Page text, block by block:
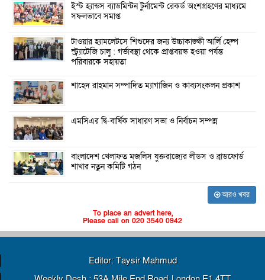
ইস্ট হ্যান্ডস ব্যাডমিন্টন টুর্নামেন্ট রেকর্ড অংশগ্রহণের মাধ্যমে
সফলভাবে সমাপ্ত
টাওয়ার হ্যামলেটসে শিশুদের জন্য উচ্চাকাঙ্ক্ষী আর্লি হেল্প
স্ট্র্যাটেজি চালু : গর্ভাবস্থা থেকে প্রাপ্তবয়স্ক হওয়া পর্যন্ত
পরিবারকে সহায়তা
শাহেদ রাহমান সম্পাদিত ম্যাগাজিন ও কাব্যসংকলন প্রকাশ
এমসিএর দ্বি-বার্ষিক সাধারণ সভা ও নির্বাচন সম্পন্ন
বাংলাদেশ খেলাফত মজলিস যুক্তরাজ্যের লীডস ও ব্রাডফোর্ড
শাখার নতুন কমিটি গঠন
আরও খবর
To place an advert here,
Please call on 020 3540 0942
Editor: Taysir Mahmud